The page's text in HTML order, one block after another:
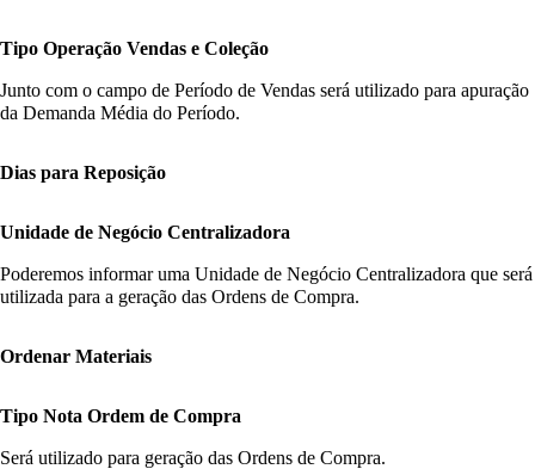
Tipo Operação Vendas e Coleção
Junto com o campo de Período de Vendas será utilizado para apuração
da Demanda Média do Período.
Dias para Reposição
Unidade de Negócio Centralizadora
Poderemos informar uma Unidade de Negócio Centralizadora que será
utilizada para a geração das Ordens de Compra.
Ordenar Materiais
Tipo Nota Ordem de Compra
Será utilizado para geração das Ordens de Compra.